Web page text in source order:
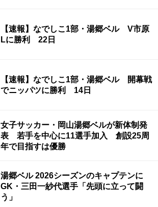
【速報】なでしこ1部・湯郷ベル V市原
Lに勝利 22日
【速報】なでしこ1部・湯郷ベル 開幕戦
でニッパツに勝利 14日
女子サッカー・岡山湯郷ベルが新体制発
表 若手を中心に11選手加入 創設25周
年で目指すは優勝
湯郷ベル 2026シーズンのキャプテンに
GK・三田一紗代選手「先頭に立って闘
う」